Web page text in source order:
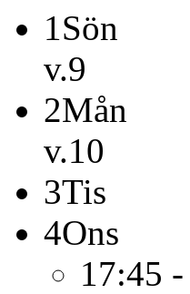
1Sön
v.9
2Mån
v.10
3Tis
4Ons
17:45